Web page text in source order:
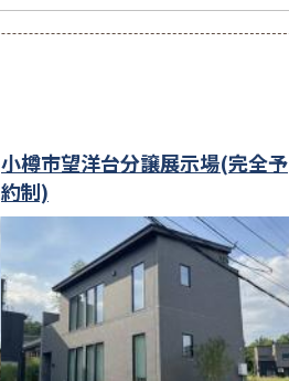
小樽市望洋台分譲展示場(完全予
約制)